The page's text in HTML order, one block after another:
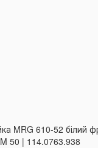
MRG 610-52 білий
50 | 114.0763.938